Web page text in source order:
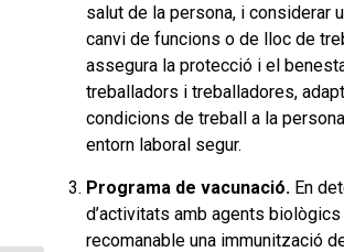
salut de la persona, i considerar
canvi de funcions o de lloc de
assegura la protecció i el
treballadors i treballadores,
condicions de treball a la
entorn laboral segur.
Programa de vacunació. En
d’activitats amb agents
recomanable una immunització